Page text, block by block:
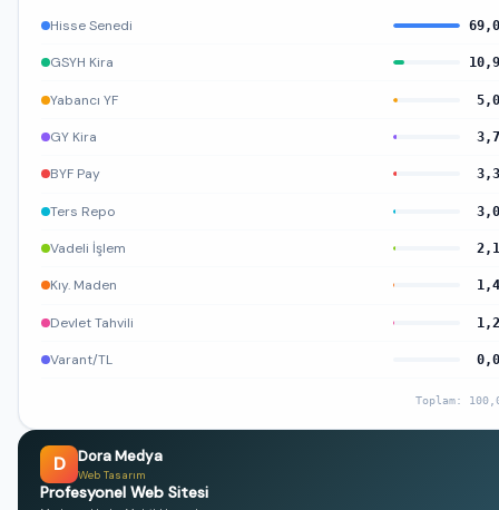
Hisse Senedi
GSYH Kira
Yabancı YF
GY Kira
BYF Pay
Ters Repo
Vadeli İşlem
Kıy. Maden
Devlet Tahvili
Varant/TL
Toplam:
D Dora Medya
Web Tasarım
Profesyonel Web Sitesi